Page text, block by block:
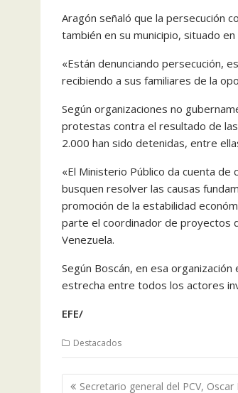
Aragón señaló que la persecución
también en su municipio, situado
«Están denunciando persecución,
recibiendo a sus familiares de la
Según organizaciones no
protestas contra el resultado de
2.000 han sido detenidas, entre
«El Ministerio Público da cuenta
busquen resolver las causas
promoción de la estabilidad
parte el coordinador de proyectos
Venezuela.
Según Boscán, en esa
estrecha entre todos los actores
EFE/
Destacados
Navegación
Secretario general del PCV,